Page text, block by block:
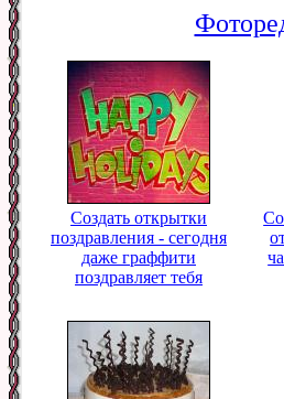
Создать открытки
поздравления - сегодня
даже граффити
поздравляет тебя